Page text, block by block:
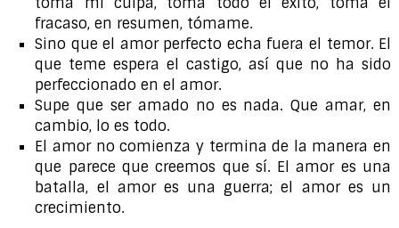
fracaso, en resumen, tómame.
Sino que el amor perfecto echa fuera el temor. El
que teme espera el castigo, así que no ha sido
perfeccionado en el amor.
Supe que ser amado no es nada. Que amar, en
cambio, lo es todo.
El amor no comienza y termina de la manera en
que parece que creemos que sí. El amor es una
batalla, el amor es una guerra; el amor es un
crecimiento.